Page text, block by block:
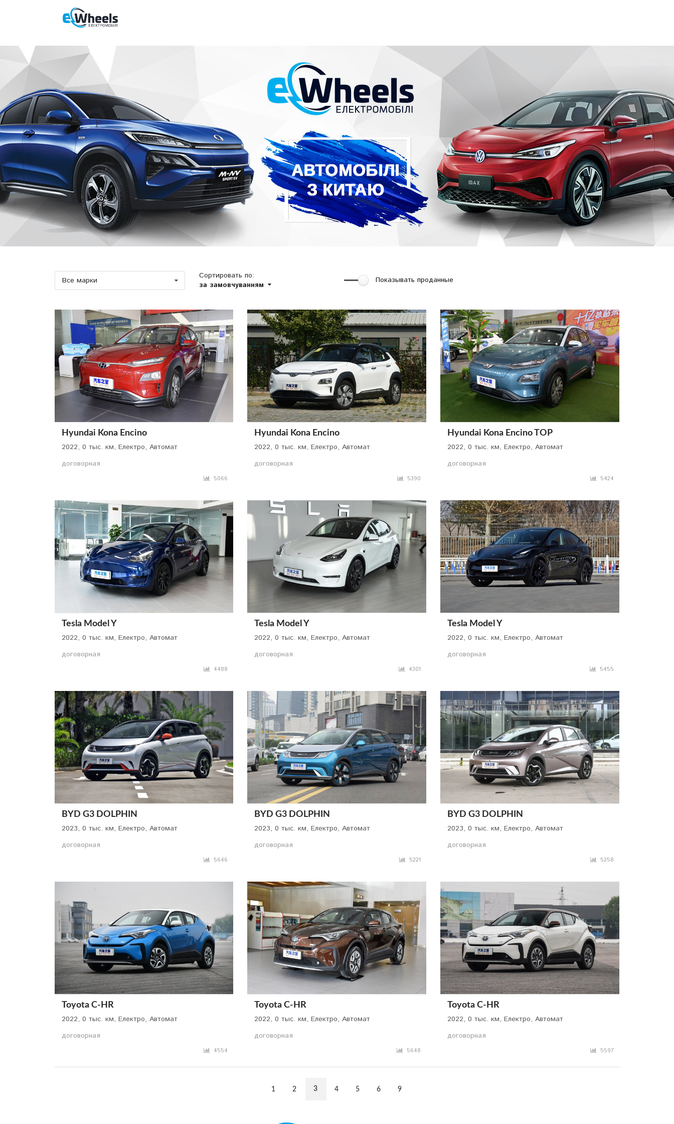
Все марки
Сортировать по:
за замовчуванням
Показывать проданные
Hyundai Kona Encino
2022, 0 тыс. км, Електро, Автомат
договорная
5066
Hyundai Kona Encino
2022, 0 тыс. км, Електро, Автомат
договорная
5390
Hyundai Kona Encino TOP
2022, 0 тыс. км, Електро, Автомат
договорная
5424
Tesla Model Y
2022, 0 тыс. км, Електро, Автомат
договорная
4488
Tesla Model Y
2022, 0 тыс. км, Електро, Автомат
договорная
4301
Tesla Model Y
2022, 0 тыс. км, Електро, Автомат
договорная
5455
BYD G3 DOLPHIN
2023, 0 тыс. км, Електро, Автомат
договорная
5646
BYD G3 DOLPHIN
2023, 0 тыс. км, Електро, Автомат
договорная
5221
BYD G3 DOLPHIN
2023, 0 тыс. км, Електро, Автомат
договорная
5258
Toyota C-HR
2022, 0 тыс. км, Електро, Автомат
договорная
4554
Toyota C-HR
2022, 0 тыс. км, Електро, Автомат
договорная
5648
Toyota C-HR
2022, 0 тыс. км, Електро, Автомат
договорная
5597
1 2 3 4 5 6 9